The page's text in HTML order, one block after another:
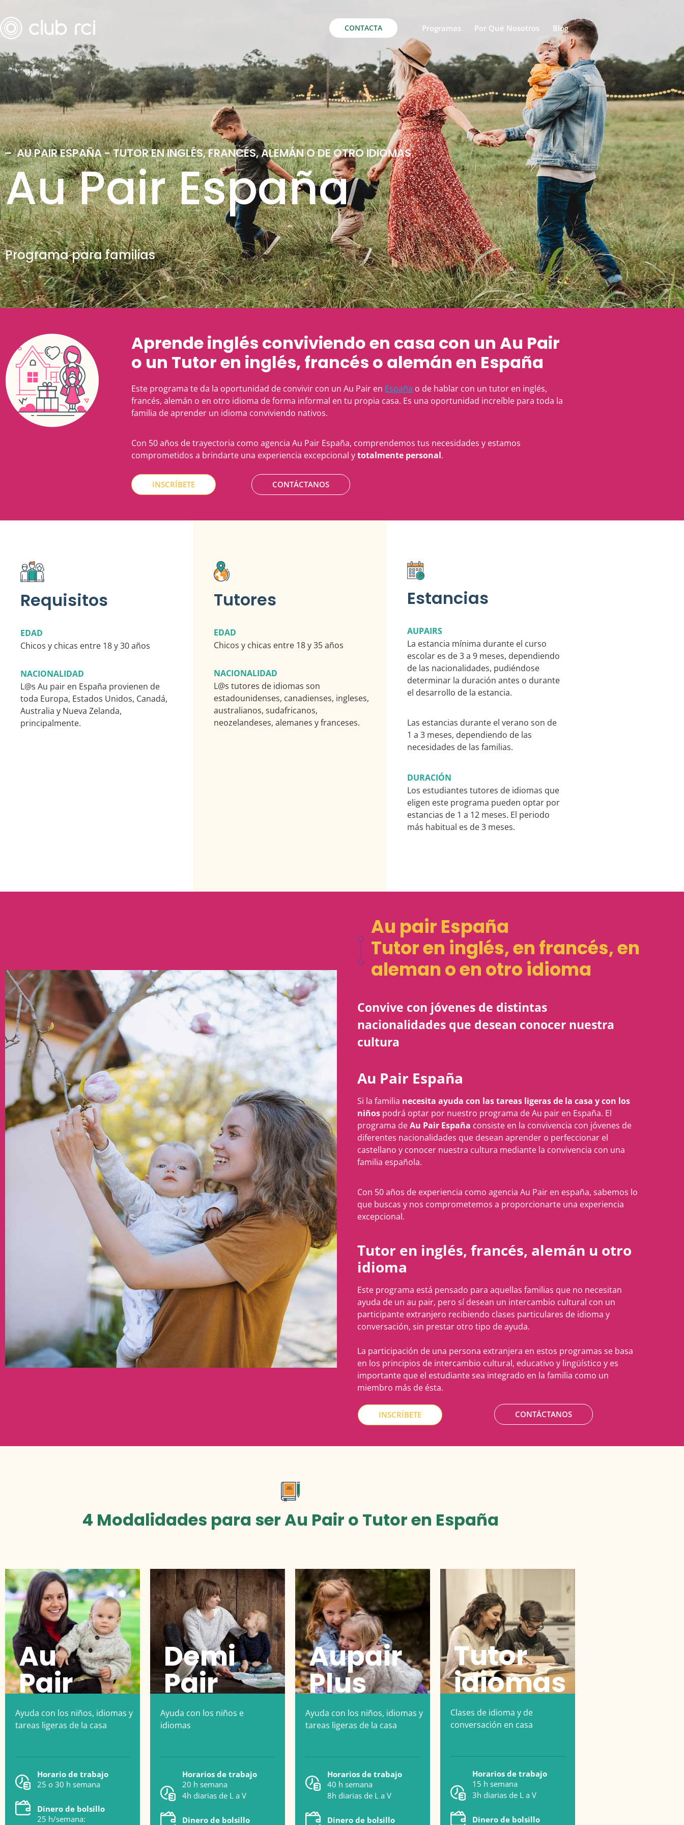
CONTACTA Programas Por Qué Nosotros Blog
AU PAIR ESPAÑA - TUTOR EN INGLÉS, FRANCÉS, ALEMÁN O DE OTRO IDIOMAS
Au Pair España
Programa para familias
Aprende inglés conviviendo en casa con un Au Pair
o un Tutor en inglés, francés o alemán en España
Este programa te da la oportunidad de convivir con un Au Pair en España o de hablar con un tutor en inglés,
francés, alemán o en otro idioma de forma informal en tu propia casa. Es una oportunidad increíble para toda la
familia de aprender un idioma conviviendo nativos.
Con 50 años de trayectoria como agencia Au Pair España, comprendemos tus necesidades y estamos
comprometidos a brindarte una experiencia excepcional ytotalmente personal.
INSCRÍBETE CONTÁCTANOS
Requisitos
EDAD
Chicos y chicas entre 18 y 30 años
NACIONALIDAD
L@s Au pair en España provienen de
toda Europa, Estados Unidos, Canadá,
Australia y Nueva Zelanda,
principalmente.
Tutores
EDAD
Chicos y chicas entre 18 y 35 años
NACIONALIDAD
L@s tutores de idiomas son
estadounidenses, canadienses, ingleses,
australianos, sudafricanos,
neozelandeses, alemanes y franceses.
Estancias
AUPAIRS
La estancia mínima durante el curso
escolar es de 3 a 9 meses, dependiendo
de las nacionalidades, pudiéndose
determinar la duración antes o durante
el desarrollo de la estancia.
Las estancias durante el verano son de
1 a 3 meses, dependiendo de las
necesidades de las familias.
DURACIÓN
Los estudiantes tutores de idiomas que
eligen este programa pueden optar por
estancias de 1 a 12 meses. El periodo
más habitual es de 3 meses.
Au pair España
Tutor en inglés, en francés, en
aleman o en otro idioma
Convive con jóvenes de distintas
nacionalidades que desean conocer nuestra
cultura
Au Pair España
Si la familia necesita ayuda con las tareas ligeras de la casa y con los
niñospodrá optar por nuestro programa de Au pair en España. El
programa deAu Pair España consiste en la convivencia con jóvenes de
diferentes nacionalidades que desean aprender o perfeccionar el
castellano y conocer nuestra cultura mediante la convivencia con una
familia española.
Con 50 años de experiencia como agencia Au Pair en españa, sabemos lo
que buscas y nos comprometemos a proporcionarte una experiencia
excepcional.
Tutor en inglés, francés, alemán u otro
idioma
Este programa está pensado para aquellas familias que no necesitan
ayuda de un au pair, pero sí desean un intercambio cultural con un
participante extranjero recibiendo clases particulares de idioma y
conversación, sin prestar otro tipo de ayuda.
La participación de una persona extranjera en estos programas se basa
en los principios de intercambio cultural, educativo y lingüístico y es
importante que el estudiante sea integrado en la familia como un
miembro más de ésta.
INSCRÍBETE CONTÁCTANOS
4 Modalidades para ser Au Pair o Tutor en España
Au
Pair
Ayuda con los niños, idiomas y
tareas ligeras de la casa
Horario de trabajo
25 o 30 h semana
Dinero de bolsillo
25 h/semana:
Demi
Pair
Ayuda con los niños e
idiomas
Horarios de trabajo
20 h semana
4h diarias de L a V
Dinero de bolsillo
Aupair
Plus
Ayuda con los niños, idiomas y
tareas ligeras de la casa
Horarios de trabajo
40 h semana
8h diarias de L a V
Dinero de bolsillo
Tutor
idiomas
Clases de idioma y de
conversación en casa
Horarios de trabajo
15 h semana
3h diarias de L a V
Dinero de bolsillo